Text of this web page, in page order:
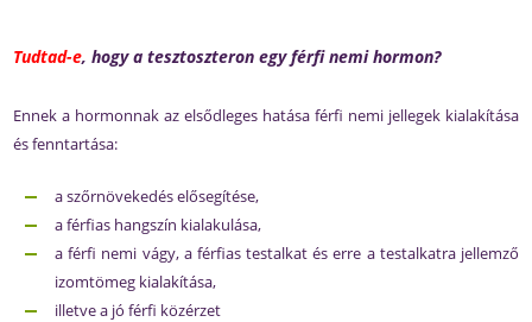
Tudtad-e, hogy a tesztoszteron egy férfi nemi hormon?
Ennek a hormonnak az elsődleges hatása férfi nemi jellegek kialakítása
és fenntartása:
a szőrnövekedés elősegítése,
a férfias hangszín kialakulása,
a férfi nemi vágy, a férfias testalkat és erre a testalkatra jellemző
izomtömeg kialakítása,
illetve a jó férfi közérzet